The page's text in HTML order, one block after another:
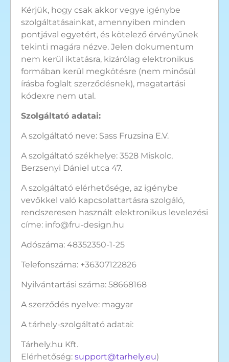
Kérjük, hogy csak akkor vegye igénybe
szolgáltatásainkat, amennyiben minden
pontjával egyetért, és kötelező érvényűnek
tekinti magára nézve. Jelen dokumentum
nem kerül iktatásra, kizárólag elektronikus
formában kerül megkötésre (nem minősül
írásba foglalt szerződésnek), magatartási
kódexre nem utal.
Szolgáltató adatai:
A szolgáltató neve: Sass Fruzsina E.V.
A szolgáltató székhelye: 3528 Miskolc,
Berzsenyi Dániel utca 47.
A szolgáltató elérhetősége, az igénybe
vevőkkel való kapcsolattartásra szolgáló,
rendszeresen használt elektronikus levelezési
címe: info@fru-design.hu
Adószáma: 48352350-1-25
Telefonszáma: +36307122826
Nyilvántartási száma: 58668168
A szerződés nyelve: magyar
A tárhely-szolgáltató adatai:
Tárhely.hu Kft.
Elérhetőség: support@tarhely.eu)